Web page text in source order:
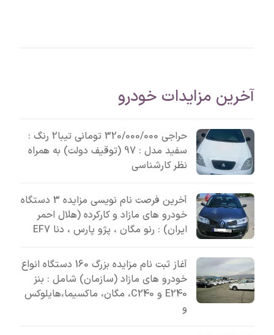
آخرین مزایدات خودرو
حراجی 320/000/000 تومانی تیبا2 رنگ :
سفید مدل : 97 (توقیف دولت) به همراه
نظر کارشناسی
آخرین فرصت نام نویسی مزایده 3 دستگاه
خودرو های مازاد و کارکرده (هلال احمر
ایران) : رنو مگان ، پژو پارس ، دنا EF7
آغاز ثبت نام مزایده بزرگ 160 دستگاه انواع
خودرو های مازاد (سازمان) شامل : بنز
E240 و C240، مگان، ماکسیما،هایلوکس
و